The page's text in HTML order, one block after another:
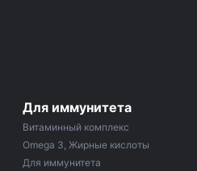
Для иммунитета
Витаминный комплекс
Omega 3, Жирные кислоты
Для иммунитета